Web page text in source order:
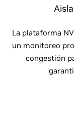
La plataforma
un monitoreo
congestión